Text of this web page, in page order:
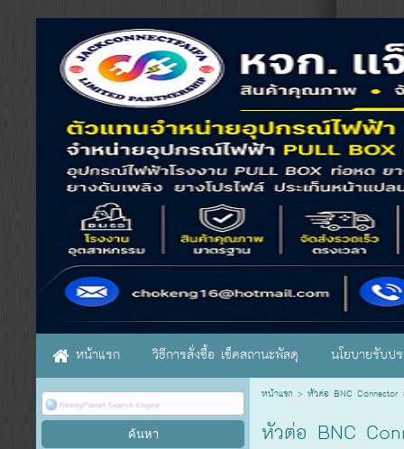
หน้าแรก วิธีการสั่งซื้อ เช็คสถานะพัสดุ นโยบายรับป
หน้าแรก > หัวต่อ BNC Connector
หัวต่อ BNC